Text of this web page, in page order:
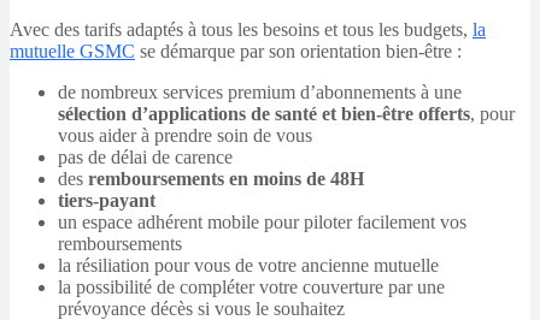
Avec des tarifs adaptés à tous les besoins et tous les budgets, la
mutuelle GSMC se démarque par son orientation bien-être :
de nombreux services premium d’abonnements à une
sélection d’applications de santé et bien-être offerts, pour
vous aider à prendre soin de vous
pas de délai de carence
des remboursements en moins de 48H
tiers-payant
un espace adhérent mobile pour piloter facilement vos
remboursements
la résiliation pour vous de votre ancienne mutuelle
la possibilité de compléter votre couverture par une
prévoyance décès si vous le souhaitez